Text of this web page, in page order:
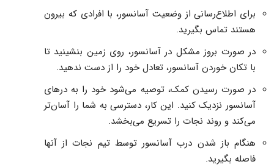
برای اطلاع‌رسانی از وضعیت آسانسور، با افرادی که بیرون
هستند تماس بگیرید.
در صورت بروز مشکل در آسانسور، روی زمین بنشینید تا
با تکان خوردن آسانسور، تعادل خود را از دست ندهید.
در صورت رسیدن کمک، توصیه می‌شود خود را به درهای
آسانسور نزدیک کنید. این کار، دسترسی به شما را آسان‌تر
می‌کند و روند نجات را تسریع می‌بخشد.
هنگام باز شدن درب آسانسور توسط تیم نجات از آنها
فاصله بگیرید.